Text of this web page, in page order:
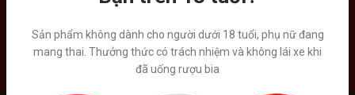
Sản phẩm không dành cho người dưới 18 tuổi, phụ nữ đang
mang thai. Thưởng thức có trách nhiệm và không lái xe khi
đã uống rượu bia
Liên hệ